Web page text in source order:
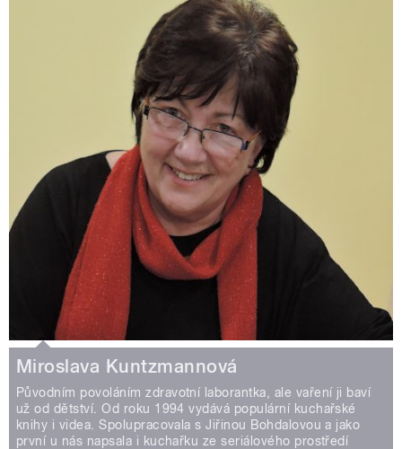
Miroslava Kuntzmannová
Původním povoláním zdravotní laborantka, ale vaření ji baví
už od dětství. Od roku 1994 vydává populární kuchařské
knihy i videa. Spolupracovala s Jiřinou Bohdalovou a jako
první u nás napsala i kuchařku ze seriálového prostředí